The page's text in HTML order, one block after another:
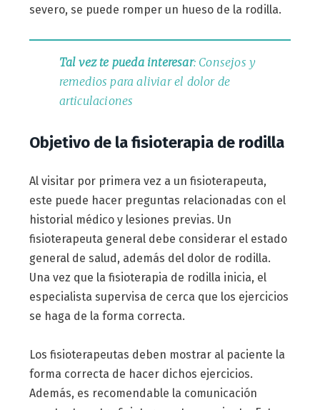
severo, se puede romper un hueso de la rodilla.
Tal vez te pueda interesar: Consejos y
remedios para aliviar el dolor de
articulaciones
Objetivo de la fisioterapia de rodilla
Al visitar por primera vez a un fisioterapeuta,
este puede hacer preguntas relacionadas con el
historial médico y lesiones previas. Un
fisioterapeuta general debe considerar el estado
general de salud, además del dolor de rodilla.
Una vez que la fisioterapia de rodilla inicia, el
especialista supervisa de cerca que los ejercicios
se haga de la forma correcta.
Los fisioterapeutas deben mostrar al paciente la
forma correcta de hacer dichos ejercicios.
Además, es recomendable la comunicación